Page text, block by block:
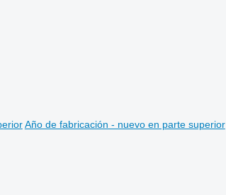
Año de fabricación - nuevo en parte superior